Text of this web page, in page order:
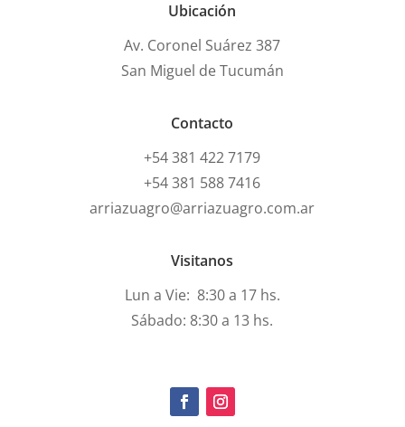
Ubicación
Av. Coronel Suárez 387
San Miguel de Tucumán
Contacto
+54 381 422 7179
+54 381 588 7416
arriazuagro@arriazuagro.com.ar
Visitanos
Lun a Vie: 8:30 a 17 hs.
Sábado: 8:30 a 13 hs.